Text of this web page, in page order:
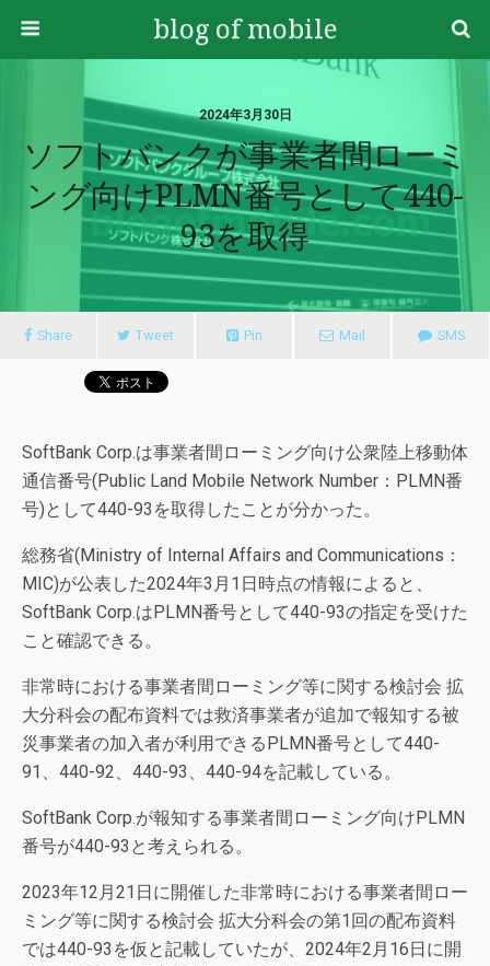
blog of mobile
2024年3月30日
ソフトバンクが事業者間ローミ
ング向けPLMN番号として440-
93を取得
Share Tweet Pin Mail SMS
SoftBank Corp.は事業者間ローミング向け公衆陸上移動体
通信番号(Public Land Mobile Network Number：PLMN番
号)として440-93を取得したことが分かった。
総務省(Ministry of Internal Affairs and Communications：
MIC)が公表した2024年3月1日時点の情報によると、
SoftBank Corp.はPLMN番号として440-93の指定を受けた
こと確認できる。
非常時における事業者間ローミング等に関する検討会 拡
大分科会の配布資料では救済事業者が追加で報知する被
災事業者の加入者が利用できるPLMN番号として440-
91、440-92、440-93、440-94を記載している。
SoftBank Corp.が報知する事業者間ローミング向けPLMN
番号が440-93と考えられる。
2023年12月21日に開催した非常時における事業者間ロー
ミング等に関する検討会 拡大分科会の第1回の配布資料
では440-93を仮と記載していたが、2024年2月16日に開